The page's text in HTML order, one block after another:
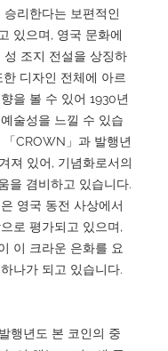
승리한다는 보편적인
있으며, 영국 문화에
성 조지 전설을 상징하
한 디자인 전체에 아르
을 볼 수 있어 1930년
술성을 느낄 수 있습
「CROWN」과 발행년
져 있어, 기념화로서의
을 겸비하고 있습니다.
영국 동전 사상에서
로 평가되고 있으며,
이 크라운 은화를 요
나가 되고 있습니다.
행년도 본 코인의 중